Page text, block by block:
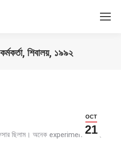
শিবালয়, ১৯৯২
OCT
21
ছিলাম। অনেক experiment করেছি